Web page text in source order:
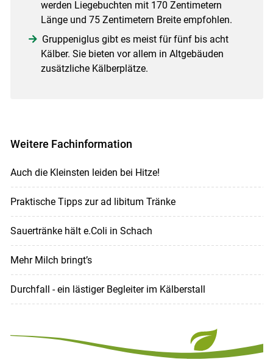
werden Liegebuchten mit 170 Zentimetern
Länge und 75 Zentimetern Breite empfohlen.
Gruppeniglus gibt es meist für fünf bis acht
Kälber. Sie bieten vor allem in Altgebäuden
zusätzliche Kälberplätze.
Weitere Fachinformation
Auch die Kleinsten leiden bei Hitze!
Praktische Tipps zur ad libitum Tränke
Sauertränke hält e.Coli in Schach
Mehr Milch bringt’s
Durchfall - ein lästiger Begleiter im Kälberstall